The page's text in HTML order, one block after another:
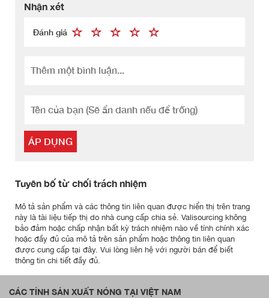
Nhận xét
Đánh giá
ÁP DỤNG
Tuyên bố từ chối trách nhiệm
Mô tả sản phẩm và các thông tin liên quan được hiển thị trên trang
này là tài liệu tiếp thị do nhà cung cấp chia sẻ. Valisourcing không
bảo đảm hoặc chấp nhận bất kỳ trách nhiệm nào về tính chính xác
hoặc đầy đủ của mô tả trên sản phẩm hoặc thông tin liên quan
được cung cấp tại đây. Vui lòng liên hệ với người bán để biết
thông tin chi tiết đầy đủ.
CÁC TỈNH SẢN XUẤT NÓNG TẠI VIỆT NAM